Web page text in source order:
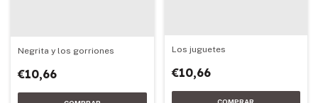
Negrita y los gorriones
€10,66
Los juguetes
€10,66